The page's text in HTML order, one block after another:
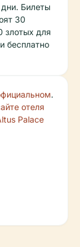
Билеты
30
злотых для
бесплатно
отеля
Palace
.